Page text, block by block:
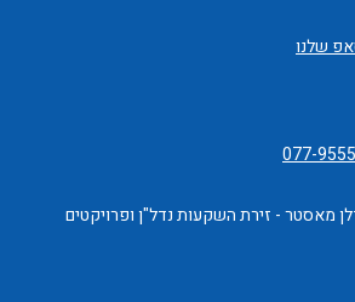
שלנו
077-
מאסטר - זירת השקעות נדל"ן ופרויקטים